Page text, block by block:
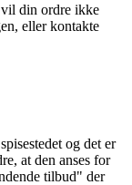
vil din ordre ikke
eller kontakte
og det er
at den anses for
tilbud" der